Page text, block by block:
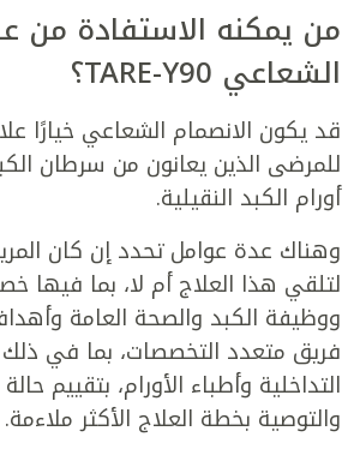
من يمكنه الاستفادة من
الشعاعي TARE-Y90؟
قد يكون الانصمام الشعاعي خيارًا
للمرضى الذين يعانون من سرطان
أورام الكبد النقيلية.
وهناك عدة عوامل تحدد إن كان
لتلقي هذا العلاج أم لا، بما فيها
ووظيفة الكبد والصحة العامة
فريق متعدد التخصصات، بما في ذلك
التداخلية وأطباء الأورام، بتقييم
والتوصية بخطة العلاج الأكثر ملاءمة.